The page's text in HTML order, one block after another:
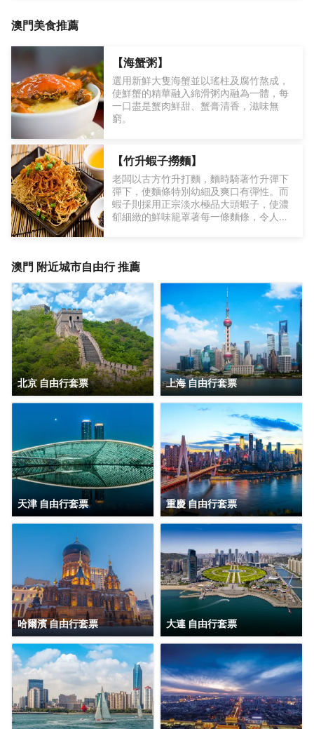
代中菜廳「天頤｣。由名廚們呈獻的美食國
度以至輕鬆隨意的餐飲服務，新濠天地可
按不同場合及需要，全面迎合不同口味的
賓客。
精選自世界品牌的產品，別出心裁的零售
環境、為求照顧到旅客每個需要。店內設
有鞋履沙龍專區、為紳士而設的腕表及威
士卡店、高級女裝區、男士專區、腕表及
珠寶區、美妝及香水區等，以滿足世界各
地旅客的購物體驗。
景盡收眼底
△ 適合不同年齡層的多種刺激項目，等您
來挑戰
門旅遊塔! 我們不單是會展場地，更是城中
玩樂、休閒、購物的好去處。先登上觀光
廊，在 360 度澳門全景下自拍，再挑戰
Skypark Macau Tower 的笨豬跳、空中
漫步和百步登天！吃得講究的您，一定要
試試我們的得獎餐廳：360°旋轉餐廳自助
餐、皇家葡萄肴的正宗葡國美食、南湖明
月的高雅傳統粵菜 、Café on 4 的招牌香
濃咖啡和甜品……旅遊不少得買手信吧! 玩
具反鬥城、義莎的首間旗艦店、澳門佳作
的精品，琳琅滿目，不會讓您空手而回 !
無論您想給小朋友一個樂而忘返的週末、
與朋友挑戰膽量、安排浪漫約會、或是帶
爸媽散步觀光，澳門旅遊塔是您必到的景
點 !
△ 夜晚的影匯之星光彩奪目
△ 登上130米高空欣賞澳門落日美景
澳門美食推薦
【海蟹粥】
選用新鮮大隻海蟹並以瑤柱及腐竹熬成，
使鮮蟹的精華融入綿滑粥內融為一體，每
一口盡是蟹肉鮮甜、蟹膏清香，滋味無
窮。
【竹升蝦子撈麵】
老闆以古方竹升打麵，麵時騎著竹升彈下
彈下，使麵條特別幼細及爽口有彈性。而
蝦子則採用正宗淡水極品大頭蝦子，使濃
郁細緻的鮮味籠罩著每一條麵條，令人回
澳門 附近城市自由行 推薦
北京 自由行套票 上海 自由行套票
天津 自由行套票 重慶 自由行套票
哈爾濱 自由行套票 大連 自由行套票